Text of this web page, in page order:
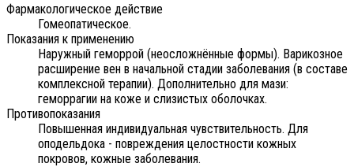
Фармакологическое действие
Гомеопатическое.
Показания к применению
Наружный геморрой (неосложнённые формы). Варикозное
расширение вен в начальной стадии заболевания (в составе
комплексной терапии). Дополнительно для мази:
геморрагии на коже и слизистых оболочках.
Противопоказания
Повышенная индивидуальная чувствительность. Для
оподельдока - повреждения целостности кожных
покровов, кожные заболевания.